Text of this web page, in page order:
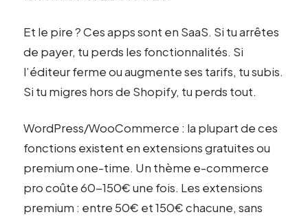
Et le pire ? Ces apps sont en SaaS. Si tu arrêtes
de payer, tu perds les fonctionnalités. Si
l’éditeur ferme ou augmente ses tarifs, tu subis.
Si tu migres hors de Shopify, tu perds tout.
WordPress/WooCommerce : la plupart de ces
fonctions existent en extensions gratuites ou
premium one-time. Un thème e-commerce
pro coûte 60-150€ une fois. Les extensions
premium : entre 50€ et 150€ chacune, sans